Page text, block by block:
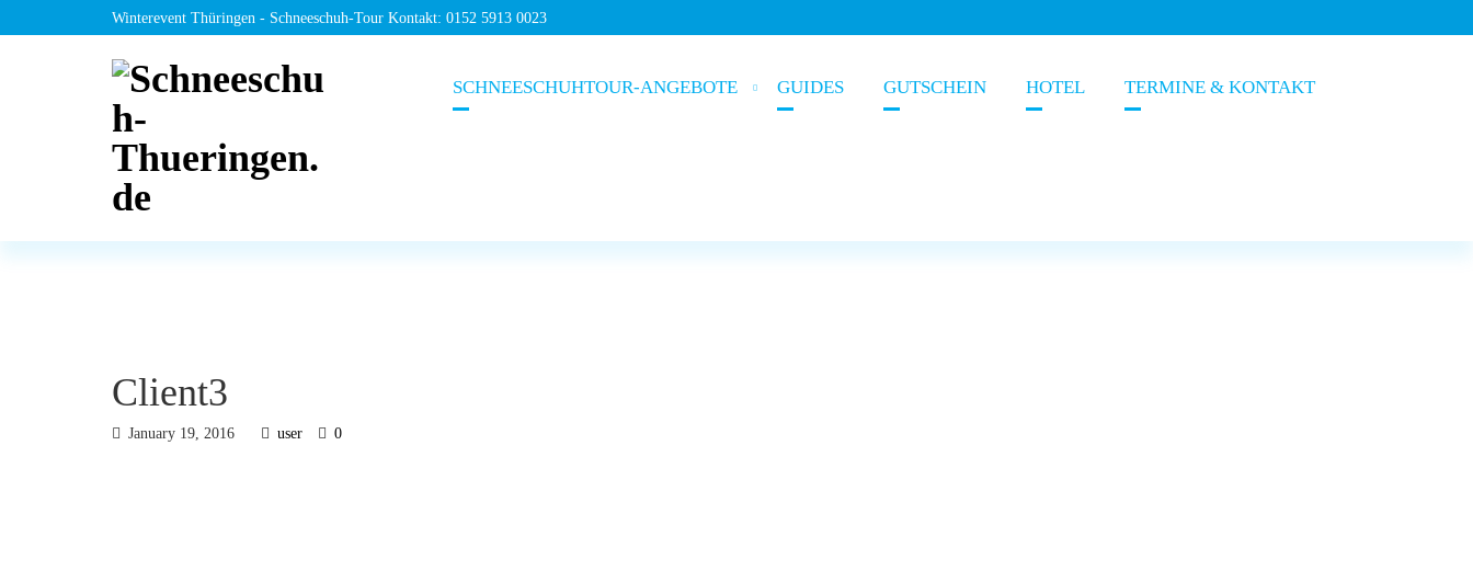
Winterevent Thüringen - Schneeschuh-Tour Kontakt: 0152 5913 0023
SCHNEESCHUHTOUR-ANGEBOTE GUIDES GUTSCHEIN HOTEL TERMINE & KONTAKT
Client3
January 19, 2016 user 0